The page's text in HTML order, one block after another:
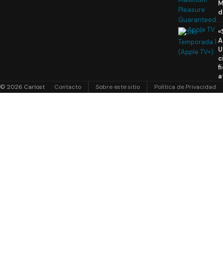
© 2026 Carlost Contacto Sobre este sitio Política de Privacidad